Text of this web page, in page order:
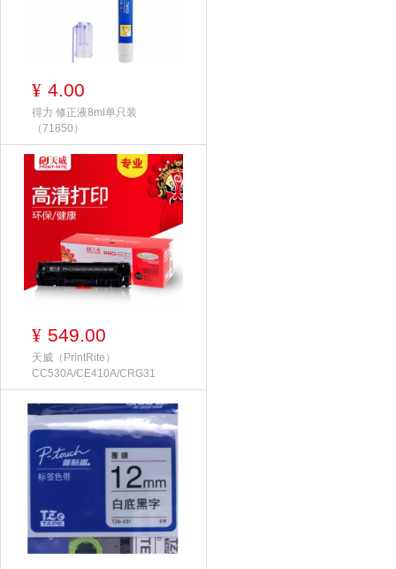
¥ 4.00
得力 修正液8ml单只装
（71850）
¥ 549.00
天威（PrintRite）
CC530A/CE410A/CRG31